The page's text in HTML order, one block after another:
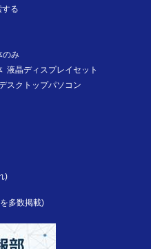
る
のみ
液晶ディスプレイセット
スクトップパソコン
)
多数掲載)